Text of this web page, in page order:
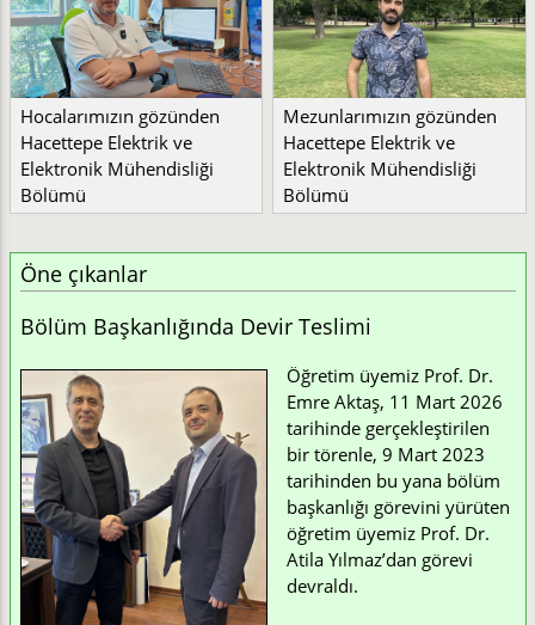
Hocalarımızın gözünden
Hacettepe Elektrik ve
Elektronik Mühendisliği
Bölümü
Mezunlarımızın gözünden
Hacettepe Elektrik ve
Elektronik Mühendisliği
Bölümü
Öne çıkanlar
Bölüm Başkanlığında Devir Teslimi
Öğretim üyemiz Prof. Dr.
Emre Aktaş, 11 Mart 2026
tarihinde gerçekleştirilen
bir törenle, 9 Mart 2023
tarihinden bu yana bölüm
başkanlığı görevini yürüten
öğretim üyemiz Prof. Dr.
Atila Yılmaz’dan görevi
devraldı.